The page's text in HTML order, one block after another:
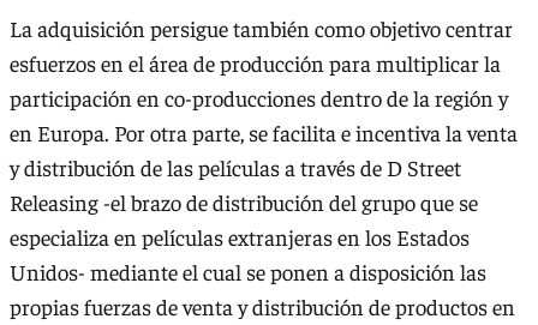
La adquisición persigue también como objetivo centrar
esfuerzos en el área de producción para multiplicar la
participación en co-producciones dentro de la región y
en Europa. Por otra parte, se facilita e incentiva la venta
y distribución de las películas a través de D Street
Releasing -el brazo de distribución del grupo que se
especializa en películas extranjeras en los Estados
Unidos- mediante el cual se ponen a disposición las
propias fuerzas de venta y distribución de productos en